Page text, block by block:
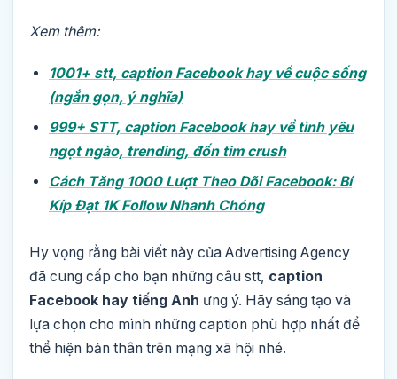
Xem thêm:
1001+ stt, caption Facebook hay về cuộc sống
(ngắn gọn, ý nghĩa)
999+ STT, caption Facebook hay về tình yêu
ngọt ngào, trending, đốn tim crush
Cách Tăng 1000 Lượt Theo Dõi Facebook: Bí
Kíp Đạt 1K Follow Nhanh Chóng
Hy vọng rằng bài viết này của Advertising Agency
đã cung cấp cho bạn những câu stt, caption
Facebook hay tiếng Anh ưng ý. Hãy sáng tạo và
lựa chọn cho mình những caption phù hợp nhất để
thể hiện bản thân trên mạng xã hội nhé.